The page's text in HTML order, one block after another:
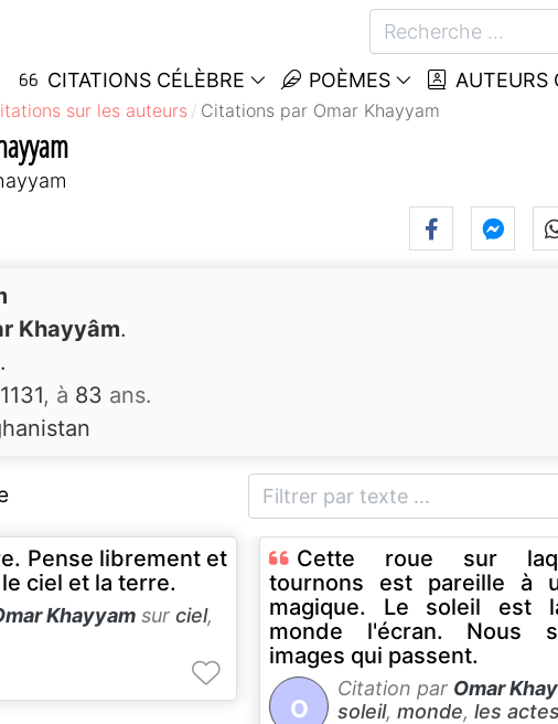
CITATIONS CÉLÈBRE POÈMES AUTEURS
sur les auteurs Citations par Omar Khayyam
Khayyâm.
, à 83 ans.
Pense librement et
ciel et la terre.
Khayyam sur ciel,
Cette roue sur
tournons est pareille à
magique. Le soleil est
monde l'écran. Nous
images qui passent.
O
Citation par Omar
soleil, monde, les actes